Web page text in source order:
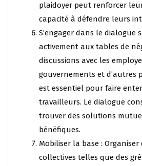
plaidoyer peut renforcer
capacité à défendre leurs
S’engager dans le dialogue
activement aux tables de
discussions avec les
gouvernements et d’autres
est essentiel pour faire
travailleurs. Le dialogue
trouver des solutions
bénéfiques.
Mobiliser la base : Organiser
collectives telles que des